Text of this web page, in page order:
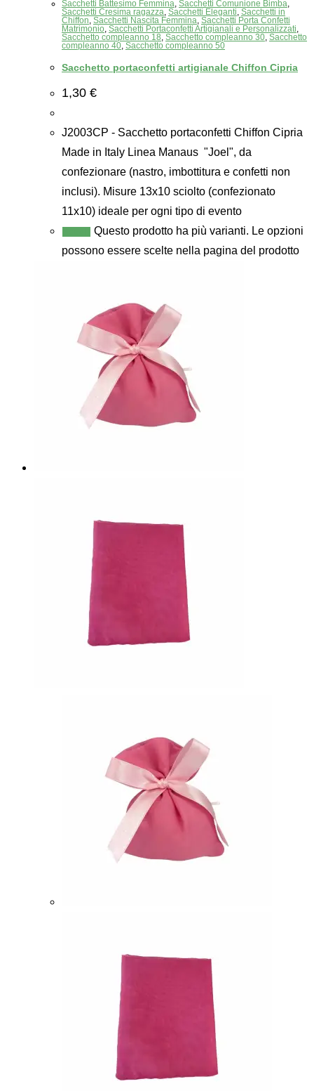
Sacchetti Battesimo Femmina, Sacchetti Comunione Bimba,
Sacchetti Cresima ragazza, Sacchetti Eleganti, Sacchetti in
Chiffon, Sacchetti Nascita Femmina, Sacchetti Porta Confetti
Matrimonio, Sacchetti Portaconfetti Artigianali e Personalizzati,
Sacchetto compleanno 18, Sacchetto compleanno 30, Sacchetto
compleanno 40, Sacchetto compleanno 50
Sacchetto portaconfetti artigianale Chiffon Cipria
1,30 €
J2003CP - Sacchetto portaconfetti Chiffon Cipria
Made in Italy Linea Manaus "Joel", da
confezionare (nastro, imbottitura e confetti non
inclusi). Misure 13x10 sciolto (confezionato
11x10) ideale per ogni tipo di evento
Questo prodotto ha più varianti. Le opzioni
possono essere scelte nella pagina del prodotto